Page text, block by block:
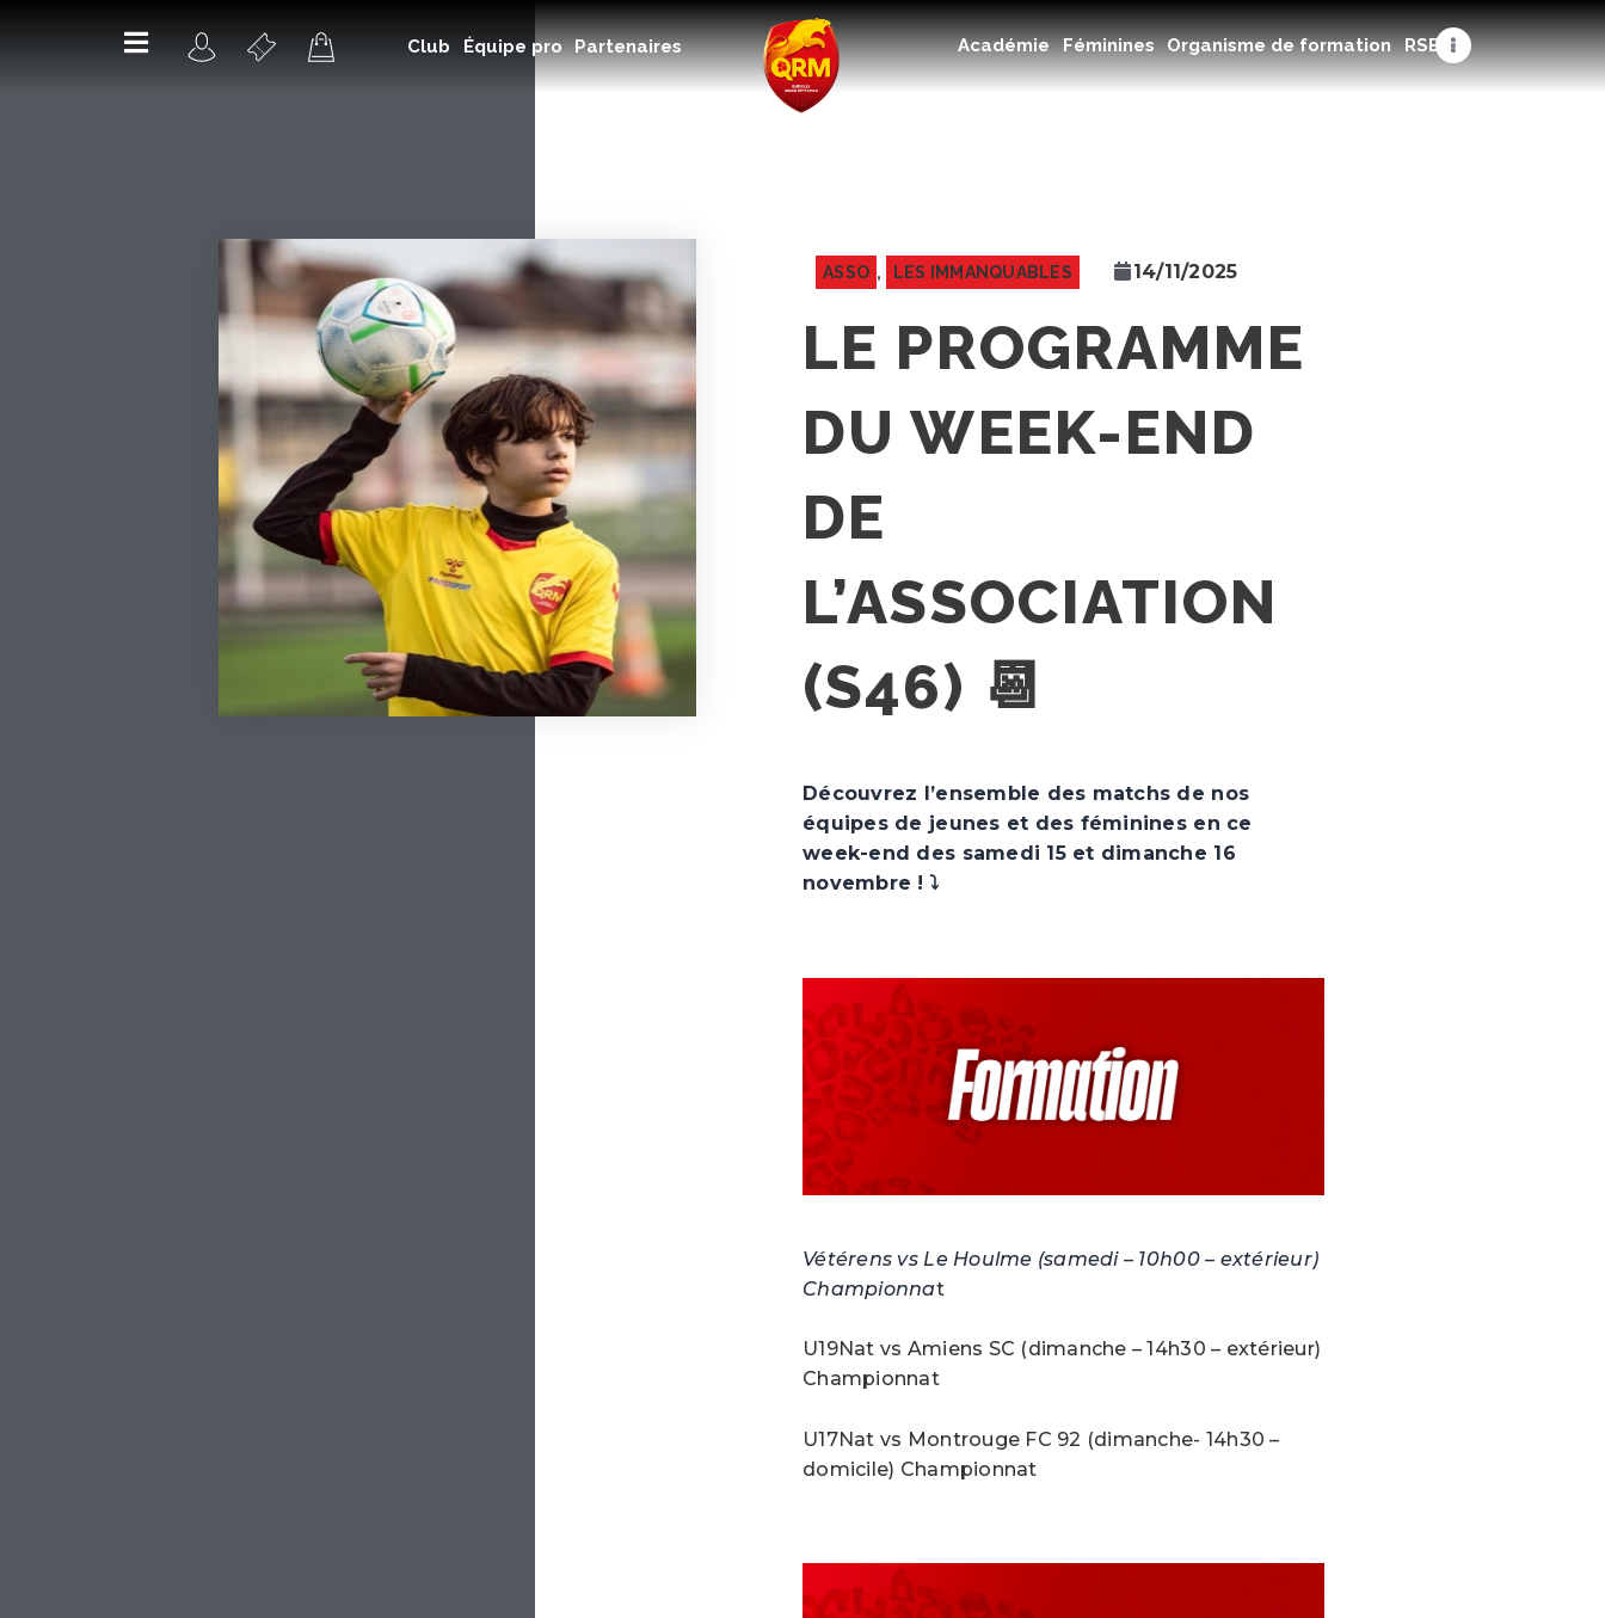
Club Équipe pro Partenaires Académie Féminines Organisme de formation RSE
Académie
Féminines
Organisme de formation
ASSO , LES IMMANQUABLES 14/11/2025
LE PROGRAMME
DU WEEK-END
DE
L’ASSOCIATION
(S46) 📆
Découvrez l’ensemble des matchs de nos
équipes de jeunes et des féminines en ce
week-end des samedi 15 et dimanche 16
novembre ! ⤵️
Vétérens vs Le Houlme (samedi – 10h00 – extérieur)
Championnat
U19Nat vs Amiens SC (dimanche – 14h30 – extérieur)
Championnat
U17Nat vs Montrouge FC 92 (dimanche- 14h30 –
domicile) Championnat